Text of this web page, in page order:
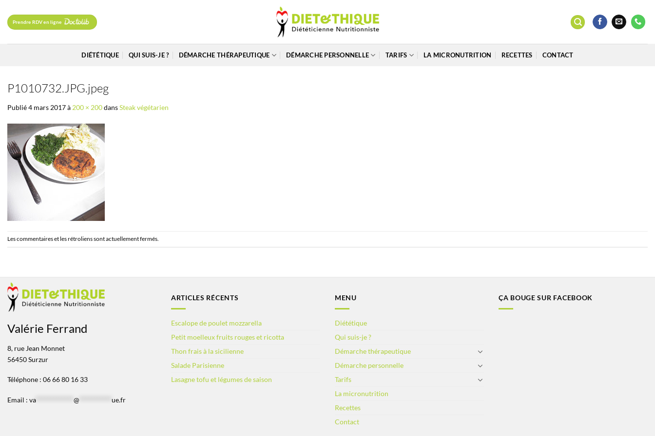
contenu
Prendre RDV en ligne
DIÉTÉTIQUE QUI SUIS-JE ? DÉMARCHE THÉRAPEUTIQUE DÉMARCHE PERSONNELLE TARIFS LA MICRONUTRITION RECETTES CONTACT
P1010732.JPG.jpeg
Publié4 mars 2017à 200 × 200dansSteak végétarien
Les commentaires et les rétroliens sont actuellement fermés.
Valérie Ferrand
8, rue Jean Monnet
56450 Surzur
Téléphone : 06 66 80 16 33
Email : va************* @ ue.fr
ARTICLES RÉCENTS
Escalope de poulet mozzarella
Petit moelleux fruits rouges et ricotta
Thon frais à la sicilienne
Salade Parisienne
Lasagne tofu et légumes de saison
MENU
Diététique
Qui suis-je ?
Démarche thérapeutique
Démarche personnelle
Tarifs
La micronutrition
Recettes
Contact
ÇA BOUGE SUR FACEBOOK